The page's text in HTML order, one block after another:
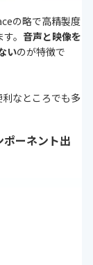
の略で高精製度
。 音声と映像を
いのが特徴で
なところでも多
ーネント出